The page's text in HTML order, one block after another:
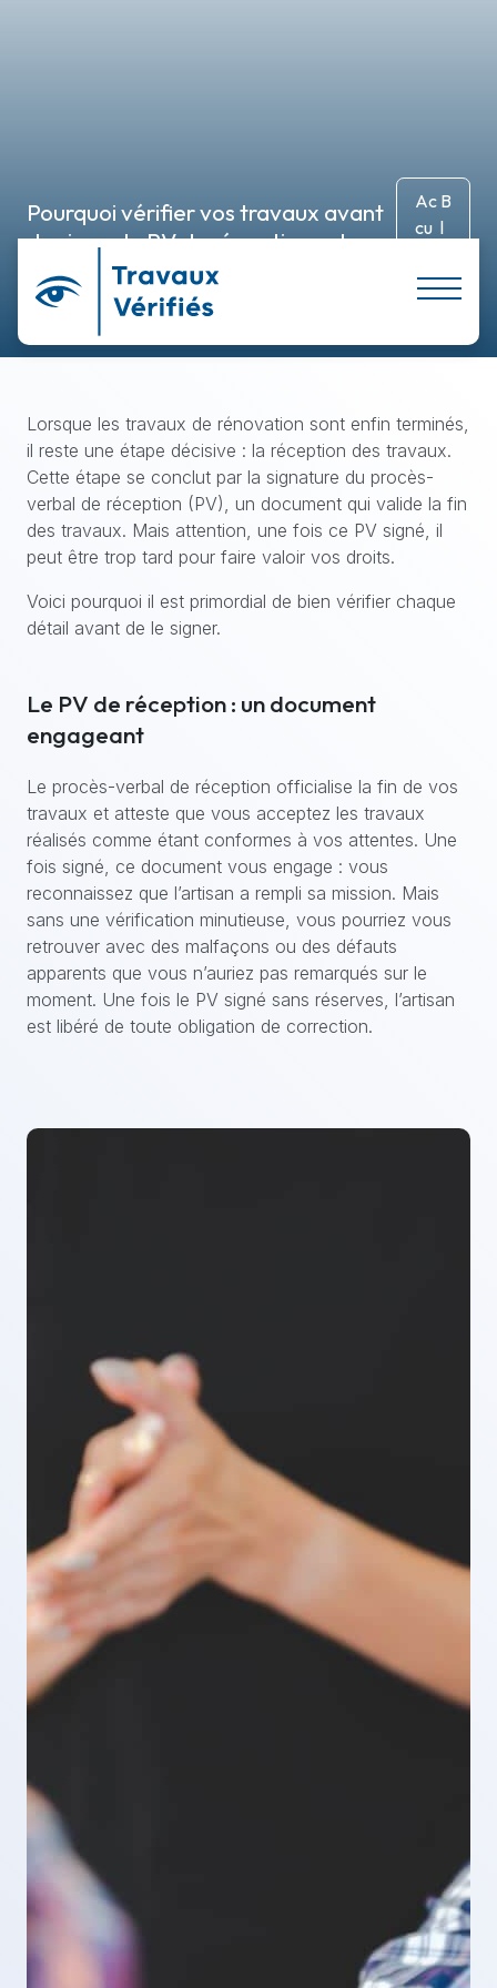
PARTICULIER
ENTREPRISE
GPTO – POUR VOUS AIDER !
Pourquoi vérifier vos travaux avant
de signer le PV de réception est
crucial
Ac
cu
B
l
g
Lorsque les travaux de rénovation sont enfin terminés,
il reste une étape décisive : la réception des travaux.
Cette étape se conclut par la signature du procès-
verbal de réception (PV), un document qui valide la fin
des travaux. Mais attention, une fois ce PV signé, il
peut être trop tard pour faire valoir vos droits.
Voici pourquoi il est primordial de bien vérifier chaque
détail avant de le signer.
Le PV de réception : un document
engageant
Le procès-verbal de réception officialise la fin de vos
travaux et atteste que vous acceptez les travaux
réalisés comme étant conformes à vos attentes. Une
fois signé, ce document vous engage : vous
reconnaissez que l’artisan a rempli sa mission. Mais
sans une vérification minutieuse, vous pourriez vous
retrouver avec des malfaçons ou des défauts
apparents que vous n’auriez pas remarqués sur le
moment. Une fois le PV signé sans réserves, l’artisan
est libéré de toute obligation de correction.